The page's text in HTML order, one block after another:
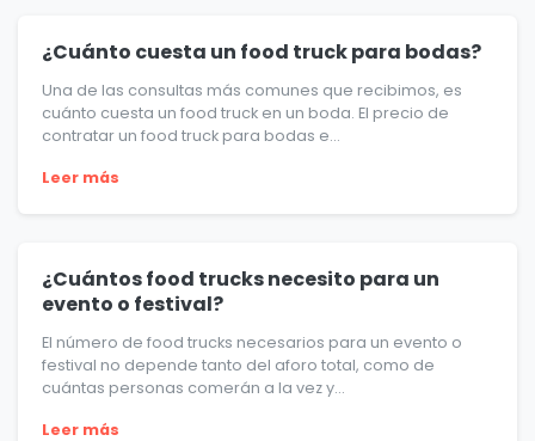
¿Cuánto cuesta un food truck para bodas?
Una de las consultas más comunes que recibimos, es
cuánto cuesta un food truck en un boda. El precio de
contratar un food truck para bodas e...
Leer más
¿Cuántos food trucks necesito para un
evento o festival?
El número de food trucks necesarios para un evento o
festival no depende tanto del aforo total, como de
cuántas personas comerán a la vez y...
Leer más